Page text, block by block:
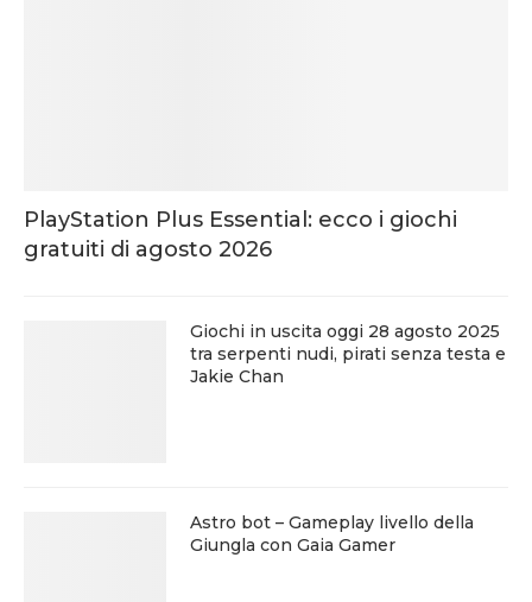
PlayStation Plus Essential: ecco i giochi
gratuiti di agosto 2026
Giochi in uscita oggi 28 agosto 2025
tra serpenti nudi, pirati senza testa e
Jakie Chan
Astro bot – Gameplay livello della
Giungla con Gaia Gamer